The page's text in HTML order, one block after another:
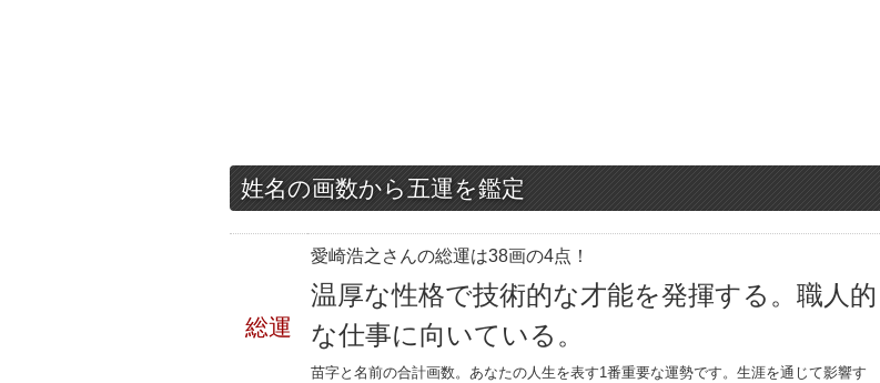
姓名の画数から五運を鑑定
総運
愛崎浩之さんの総運は38画の4点！
温厚な性格で技術的な才能を発揮する。職人的
な仕事に向いている。
苗字と名前の合計画数。あなたの人生を表す1番重要な運勢です。生涯を通じて影響す